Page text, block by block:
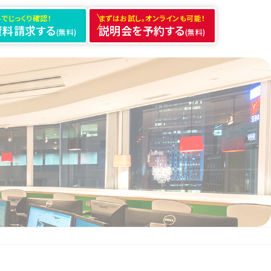
じっくり確認！
請求する(無料)
まずはお試し。オンラインも可能！
説明会を予約する(無料)